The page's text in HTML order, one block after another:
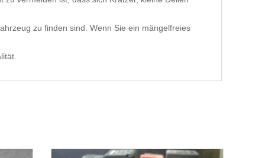
zu finden sind. Wenn Sie ein mängelfreies